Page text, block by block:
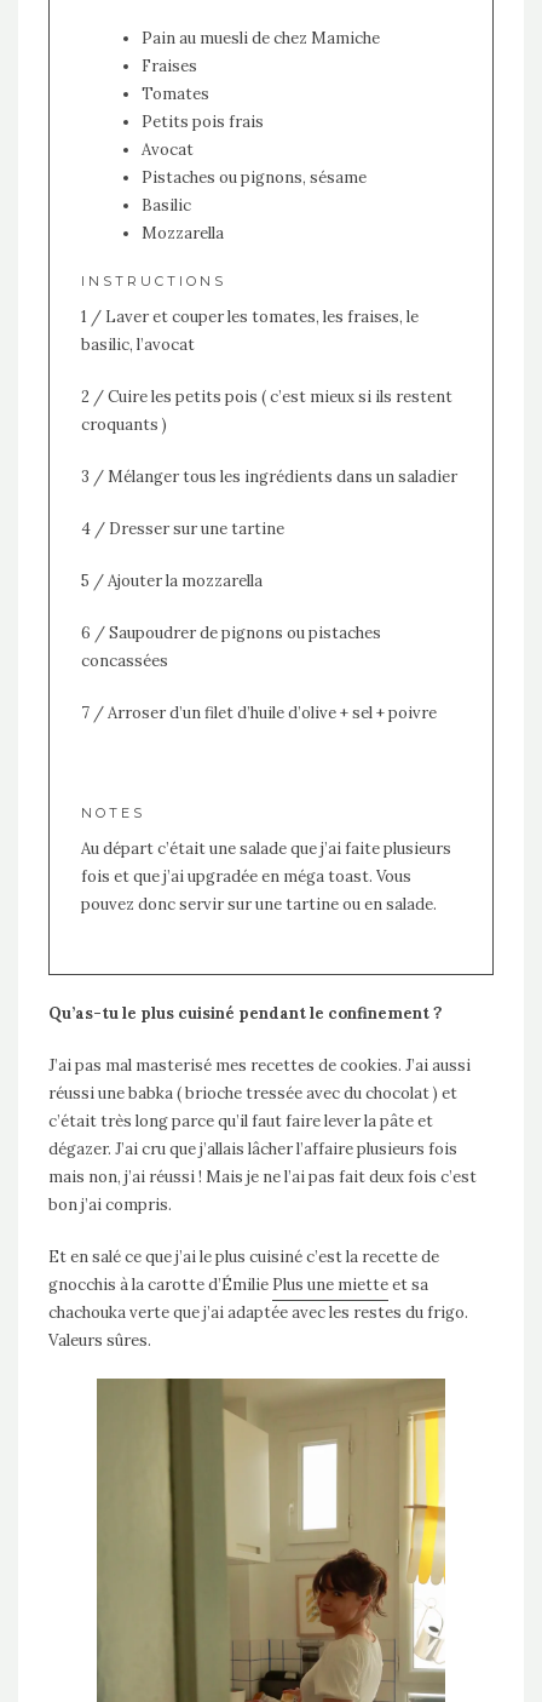
Pain au muesli de chez Mamiche
Fraises
Tomates
Petits pois frais
Avocat
Pistaches ou pignons, sésame
Basilic
Mozzarella
INSTRUCTIONS
1 / Laver et couper les tomates, les fraises, le
basilic, l’avocat
2 / Cuire les petits pois ( c’est mieux si ils restent
croquants )
3 / Mélanger tous les ingrédients dans un saladier
4 / Dresser sur une tartine
5 / Ajouter la mozzarella
6 / Saupoudrer de pignons ou pistaches
concassées
7 / Arroser d’un filet d’huile d’olive + sel + poivre
NOTES
Au départ c’était une salade que j’ai faite plusieurs
fois et que j’ai upgradée en méga toast. Vous
pouvez donc servir sur une tartine ou en salade.
Qu’as-tu le plus cuisiné pendant le confinement ?
J’ai pas mal masterisé mes recettes de cookies. J’ai aussi
réussi une babka ( brioche tressée avec du chocolat ) et
c’était très long parce qu’il faut faire lever la pâte et
dégazer. J’ai cru que j’allais lâcher l’affaire plusieurs fois
mais non, j’ai réussi ! Mais je ne l’ai pas fait deux fois c’est
bon j’ai compris.
Et en salé ce que j’ai le plus cuisiné c’est la recette de
gnocchis à la carotte d’Émilie Plus une mietteet sa
chachouka verte que j’ai adaptée avec les restes du frigo.
Valeurs sûres.